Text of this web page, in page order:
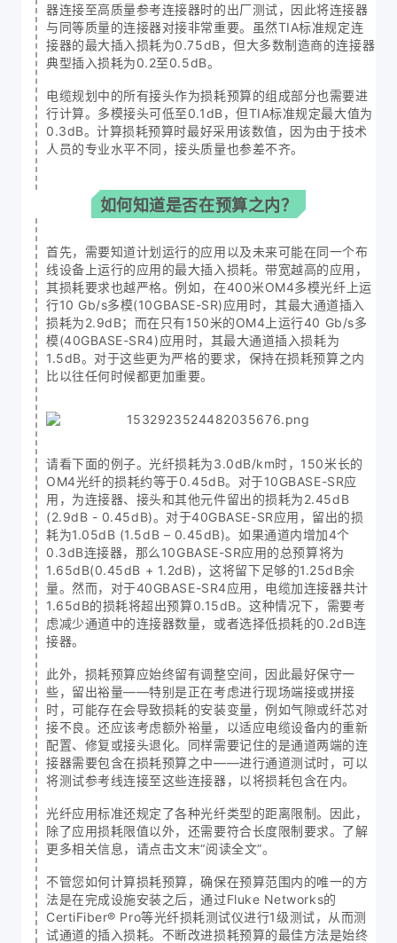
器连接至高质量参考连接器时的出厂测试，因此将连接器
与同等质量的连接器对接非常重要。虽然TIA标准规定连
接器的最大插入损耗为0.75dB，但大多数制造商的连接器
典型插入损耗为0.2至0.5dB。
电缆规划中的所有接头作为损耗预算的组成部分也需要进
行计算。多模接头可低至0.1dB，但TIA标准规定最大值为
0.3dB。计算损耗预算时最好采用该数值，因为由于技术
人员的专业水平不同，接头质量也参差不齐。
如何知道是否在预算之内？
首先，需要知道计划运行的应用以及未来可能在同一个布
线设备上运行的应用的最大插入损耗。带宽越高的应用，
其损耗要求也越严格。例如，在400米OM4多模光纤上运
行10 Gb/s多模(10GBASE-SR)应用时，其最大通道插入
损耗为2.9dB；而在只有150米的OM4上运行40 Gb/s多
模(40GBASE-SR4)应用时，其最大通道插入损耗为
1.5dB。对于这些更为严格的要求，保持在损耗预算之内
比以往任何时候都更加重要。
请看下面的例子。光纤损耗为3.0dB/km时，150米长的
OM4光纤的损耗约等于0.45dB。对于10GBASE-SR应
用，为连接器、接头和其他元件留出的损耗为2.45dB
(2.9dB - 0.45dB)。对于40GBASE-SR应用，留出的损
耗为1.05dB (1.5dB – 0.45dB)。如果通道内增加4个
0.3dB连接器，那么10GBASE-SR应用的总预算将为
1.65dB(0.45dB + 1.2dB)，这将留下足够的1.25dB余
量。然而，对于40GBASE-SR4应用，电缆加连接器共计
1.65dB的损耗将超出预算0.15dB。这种情况下，需要考
虑减少通道中的连接器数量，或者选择低损耗的0.2dB连
接器。
此外，损耗预算应始终留有调整空间，因此最好保守一
些，留出裕量——特别是正在考虑进行现场端接或拼接
时，可能存在会导致损耗的安装变量，例如气隙或纤芯对
接不良。还应该考虑额外裕量，以适应电缆设备内的重新
配置、修复或接头退化。同样需要记住的是通道两端的连
接器需要包含在损耗预算之中——进行通道测试时，可以
将测试参考线连接至这些连接器，以将损耗包含在内。
光纤应用标准还规定了各种光纤类型的距离限制。因此，
除了应用损耗限值以外，还需要符合长度限制要求。了解
更多相关信息，请点击文末“阅读全文”。
不管您如何计算损耗预算，确保在预算范围内的唯一的方
法是在完成设施安装之后，通过Fluke Networks的
CertiFiber® Pro等光纤损耗测试仪进行1级测试，从而测
试通道的插入损耗。不断改进损耗预算的最佳方法是始终